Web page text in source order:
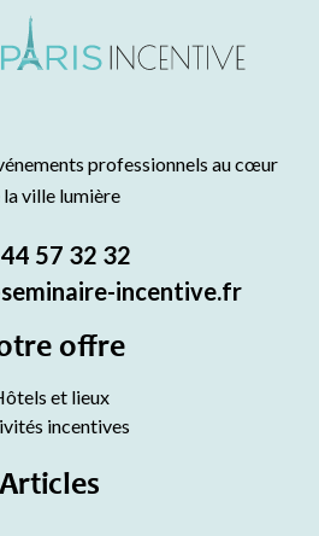
professionnels au cœur
la ville lumière
57 32 32
incentive.fr
offre
et lieux
incentives
Articles